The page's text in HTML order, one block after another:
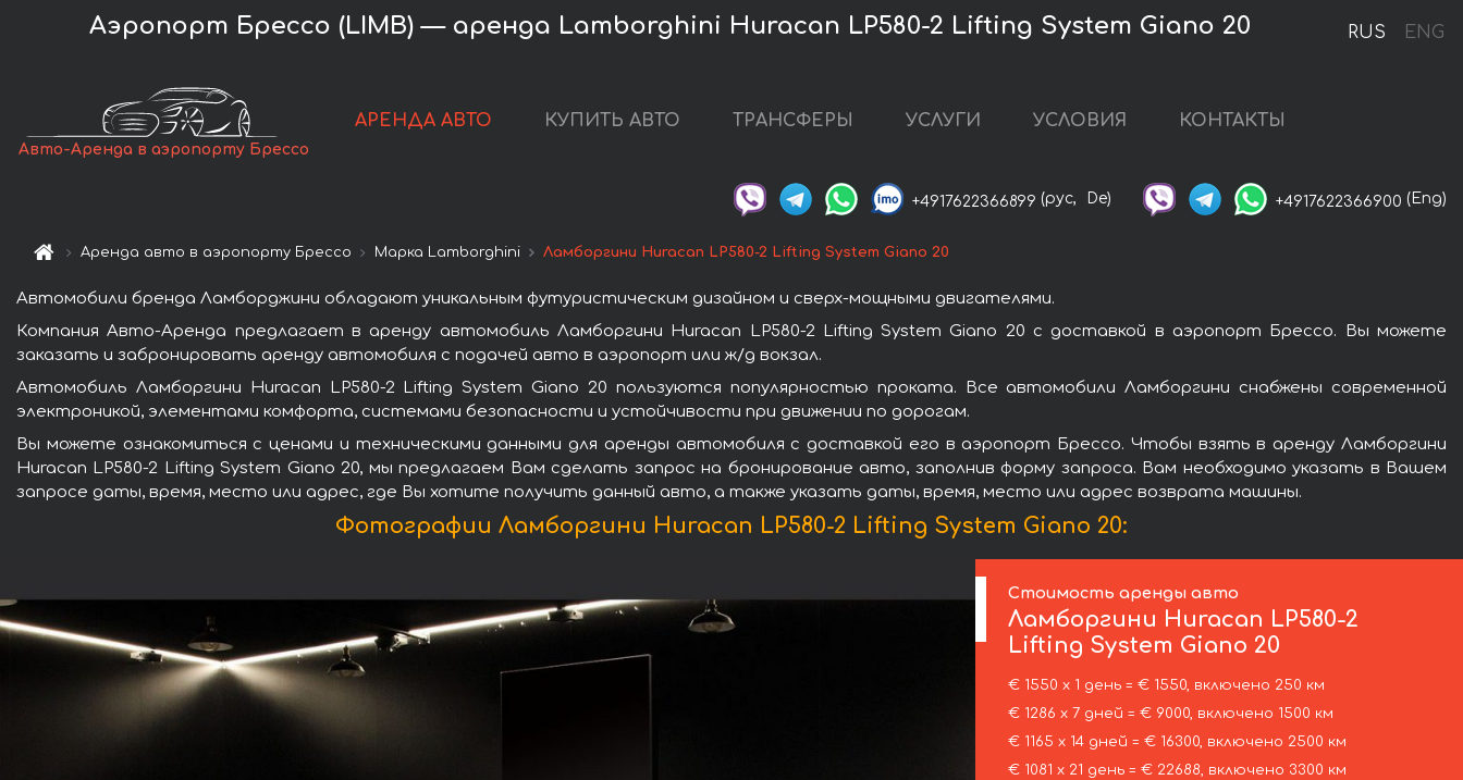
RUS ENG
Аэропорт Брессо (LIMB) — аренда Lamborghini Huracan LP580-2 Lifting System Giano 20
Авто-Аренда в аэропорту Брессо
АРЕНДА АВТО КУПИТЬ АВТО ТРАНСФЕРЫ УСЛУГИ УСЛОВИЯ КОНТАКТЫ
+4917622366899 (рус, De) +4917622366900 (Eng)
Аренда авто в аэропорту Брессо Марка Lamborghini Ламборгини Huracan LP580-2 Lifting System Giano 20
Автомобили бренда Ламборджини обладают уникальным футуристическим дизайном и сверх-мощными двигателями.
Компания Авто-Аренда предлагает в аренду автомобиль Ламборгини Huracan LP580-2 Lifting System Giano 20 с доставкой в аэропорт Брессо. Вы можете
заказать и забронировать аренду автомобиля с подачей авто в аэропорт или ж/д вокзал.
Автомобиль Ламборгини Huracan LP580-2 Lifting System Giano 20 пользуются популярностью проката. Все автомобили Ламборгини снабжены современной
электроникой, элементами комфорта, системами безопасности и устойчивости при движении по дорогам.
Вы можете ознакомиться с ценами и техническими данными для аренды автомобиля с доставкой его в аэропорт Брессо. Чтобы взять в аренду Ламборгини
Huracan LP580-2 Lifting System Giano 20, мы предлагаем Вам сделать запрос на бронирование авто, заполнив форму запроса. Вам необходимо указать в Вашем
запросе даты, время, место или адрес, где Вы хотите получить данный авто, а также указать даты, время, место или адрес возврата машины.
Фотографии Ламборгини Huracan LP580-2 Lifting System Giano 20:
Стоимость аренды авто
Ламборгини Huracan LP580-2
Lifting System Giano 20
€ 1550 х 1 день = € 1550, включено 250 км
€ 1286 х 7 дней = € 9000, включено 1500 км
€ 1165 х 14 дней = € 16300, включено 2500 км
€ 1081 х 21 день = € 22688, включено 3300 км